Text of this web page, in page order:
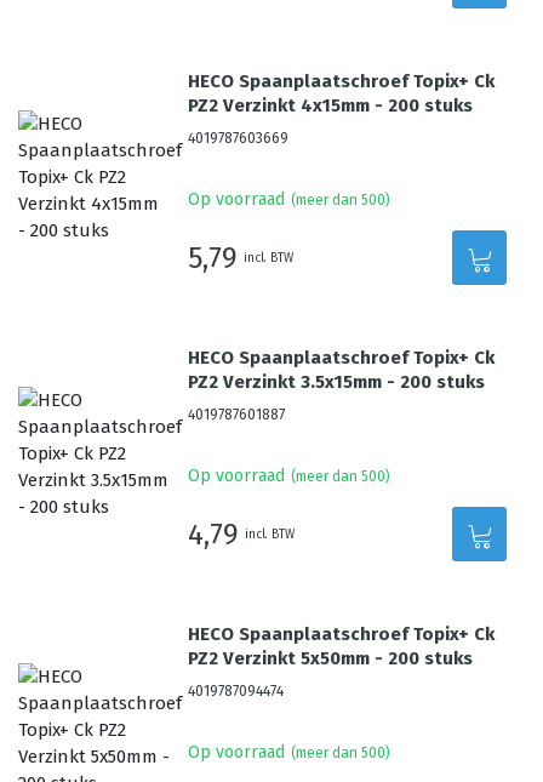
HECO Spaanplaatschroef Topix+ Ck
PZ2 Verzinkt 4x15mm - 200 stuks
4019787603669
Op voorraad (meer dan 500)
5,79 incl. BTW
HECO Spaanplaatschroef Topix+ Ck
PZ2 Verzinkt 3.5x15mm - 200 stuks
4019787601887
Op voorraad (meer dan 500)
4,79 incl. BTW
HECO Spaanplaatschroef Topix+ Ck
PZ2 Verzinkt 5x50mm - 200 stuks
4019787094474
Op voorraad (meer dan 500)